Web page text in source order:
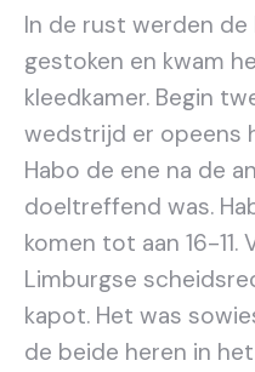
In de rust werden
gestoken en kwam
kleedkamer. Begin
wedstrijd er opeens
Habo de ene na de
doeltreffend was.
komen tot aan 16-
Limburgse
kapot. Het was
de beide heren in